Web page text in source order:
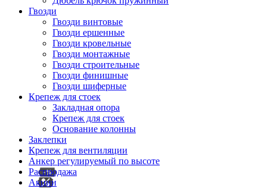
Гвозди
Гвозди винтовые
Гвозди ершенные
Гвозди кровельные
Гвозди монтажные
Гвозди строительные
Гвозди финишные
Гвозди шиферные
Крепеж для стоек
Закладная опора
Крепеж для стоек
Основание колонны
Заклепки
Крепеж для вентиляции
Анкер регулируемый по высоте
Распродажа
Акции